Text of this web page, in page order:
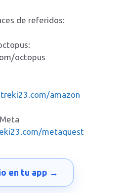
de referidos:
octopus
amazon
metaquest
en tu app →